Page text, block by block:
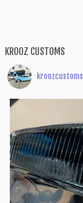
KROOZ CUSTOMS
kroozcustoms